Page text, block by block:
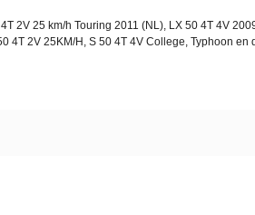
2V 25 km/h Touring 2011 (NL), LX 50 4T 4V
4T 2V 25KM/H, S 50 4T 4V College, Typhoon en